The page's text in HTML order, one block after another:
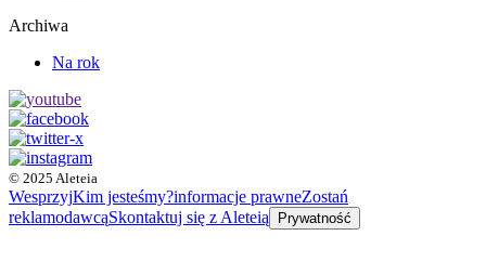
Archiwa
Na rok
© 2025 Aleteia
WesprzyjKim jesteśmy?informacje prawneZostań
reklamodawcąSkontaktuj się z Aleteią Prywatność